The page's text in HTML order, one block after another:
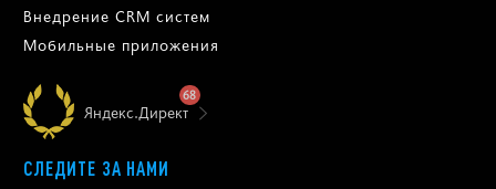
Внедрение CRM систем
Мобильные приложения
Яндекс.Директ
68
СЛЕДИТЕ ЗА НАМИ